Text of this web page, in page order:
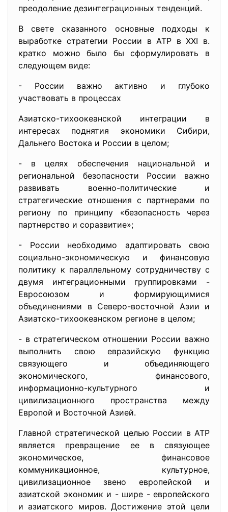
преодоление дезинтеграционных тенденций.
В свете сказанного основные подходы к
выработке стратегии России в АТР в XXI в.
кратко можно было бы сформулировать в
следующем виде:
- России важно активно и глубоко
участвовать в процессах
Азиатско-тихоокеанской интеграции в
интересах поднятия экономики Сибири,
Дальнего Востока и России в целом;
- в целях обеспечения национальной и
региональной безопасности России важно
развивать военно-политические и
стратегические отношения с партнерами по
региону по принципу «безопасность через
партнерство и соразвитие»;
- России необходимо адаптировать свою
социально-экономическую и финансовую
политику к параллельному сотрудничеству с
двумя интеграционными группировками -
Евросоюзом и формирующимися
объединениями в Северо-восточной Азии и
Азиатско-тихоокеанском регионе в целом;
- в стратегическом отношении России важно
выполнить свою евразийскую функцию
связующего и объединяющего
экономического, финансового,
информационно-культурного и
цивилизационного пространства между
Европой и Восточной Азией.
Главной стратегической целью России в АТР
является превращение ее в связующее
экономическое, финансовое
коммуникационное, культурное,
цивилизационное звено европейской и
азиатской экономик и - шире - европейского
и азиатского миров. Достижение этой цели